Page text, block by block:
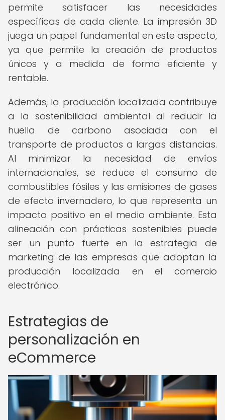
permite satisfacer las necesidades
específicas de cada cliente. La impresión 3D
juega un papel fundamental en este aspecto,
ya que permite la creación de productos
únicos y a medida de forma eficiente y
rentable.
Además, la producción localizada contribuye
a la sostenibilidad ambiental al reducir la
huella de carbono asociada con el
transporte de productos a largas distancias.
Al minimizar la necesidad de envíos
internacionales, se reduce el consumo de
combustibles fósiles y las emisiones de gases
de efecto invernadero, lo que representa un
impacto positivo en el medio ambiente. Esta
alineación con prácticas sostenibles puede
ser un punto fuerte en la estrategia de
marketing de las empresas que adoptan la
producción localizada en el comercio
electrónico.
Estrategias de
personalización en
eCommerce